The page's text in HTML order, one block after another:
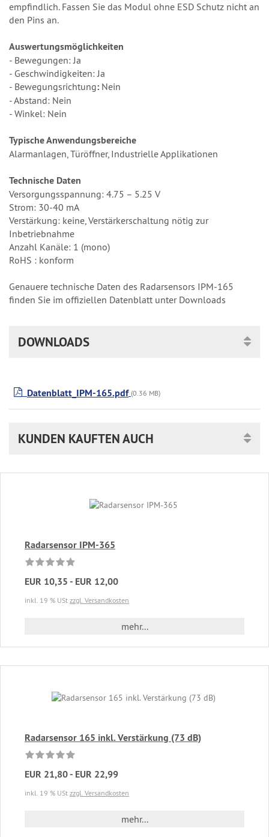
empfindlich. Fassen Sie das Modul ohne ESD Schutz nicht an
den Pins an.
Auswertungsmöglichkeiten
- Bewegungen: Ja
- Geschwindigkeiten: Ja
- Bewegungsrichtung: Nein
- Abstand: Nein
- Winkel: Nein
Typische Anwendungsbereiche
Alarmanlagen, Türöffner, Industrielle Applikationen
Technische Daten
Versorgungsspannung: 4.75 – 5.25 V
Strom: 30-40 mA
Verstärkung: keine, Verstärkerschaltung nötig zur
Inbetriebnahme
Anzahl Kanäle: 1 (mono)
RoHS : konform
Genauere technische Daten des Radarsensors IPM-165
finden Sie im offiziellen Datenblatt unter Downloads
DOWNLOADS
Datenblatt_IPM-165.pdf (0.36 MB)
KUNDEN KAUFTEN AUCH
Radarsensor IPM-365
EUR 10,35 - EUR 12,00
inkl. 19 % USt zzgl. Versandkosten
mehr...
Radarsensor 165 inkl. Verstärkung (73 dB)
EUR 21,80 - EUR 22,99
inkl. 19 % USt zzgl. Versandkosten
mehr...